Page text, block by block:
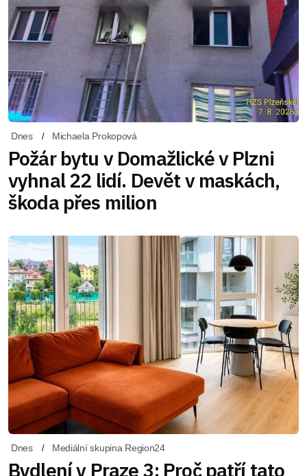
Dnes Michaela Prokopová
Požár bytu v Domažlické v Plzni
vyhnal 22 lidí. Devět v maskách,
škoda přes milion
Dnes Mediální skupina Region24
Bydlení v Praze 3: Proč patří tato